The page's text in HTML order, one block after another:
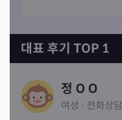
생님의 점사가 개
다른것들은 먼 미
선생님 말씀 기억
시기를 더 넉넉하
은 경우는 다 예상
대표 후기 TOP 1
정 O O
여성 · 전화상담